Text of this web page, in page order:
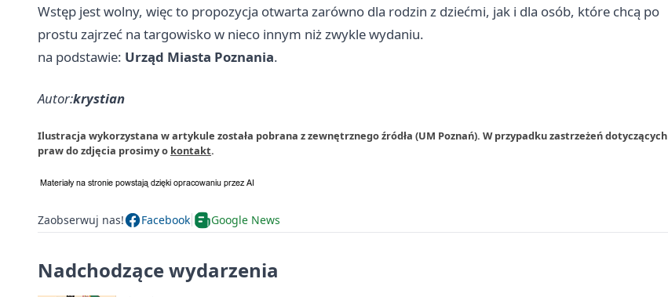
Wstęp jest wolny, więc to propozycja otwarta zarówno dla rodzin z dziećmi, jak i dla osób, które chcą po
prostu zajrzeć na targowisko w nieco innym niż zwykle wydaniu.
na podstawie: Urząd Miasta Poznania.
Autor:krystian
Ilustracja wykorzystana w artykule została pobrana z zewnętrznego źródła (UM Poznań). W przypadku zastrzeżeń dotyczących
praw do zdjęcia prosimy o kontakt.
Zaobserwuj nas! Facebook Google News
Nadchodzące wydarzenia